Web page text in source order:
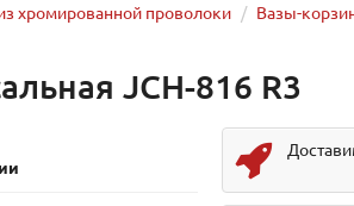
хромированной проволоки
Вазы-
JCH-816 R3